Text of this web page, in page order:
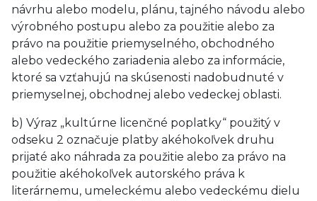
návrhu alebo modelu, plánu, tajného návodu alebo
výrobného postupu alebo za použitie alebo za
právo na použitie priemyselného, obchodného
alebo vedeckého zariadenia alebo za informácie,
ktoré sa vzťahujú na skúsenosti nadobudnuté v
priemyselnej, obchodnej alebo vedeckej oblasti.
b) Výraz „kultúrne licenčné poplatky“ použitý v
odseku 2 označuje platby akéhokoľvek druhu
prijaté ako náhrada za použitie alebo za právo na
použitie akéhokoľvek autorského práva k
literárnemu, umeleckému alebo vedeckému dielu